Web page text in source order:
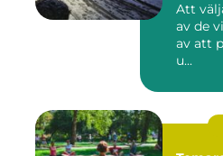
Att
av de
av att
u...